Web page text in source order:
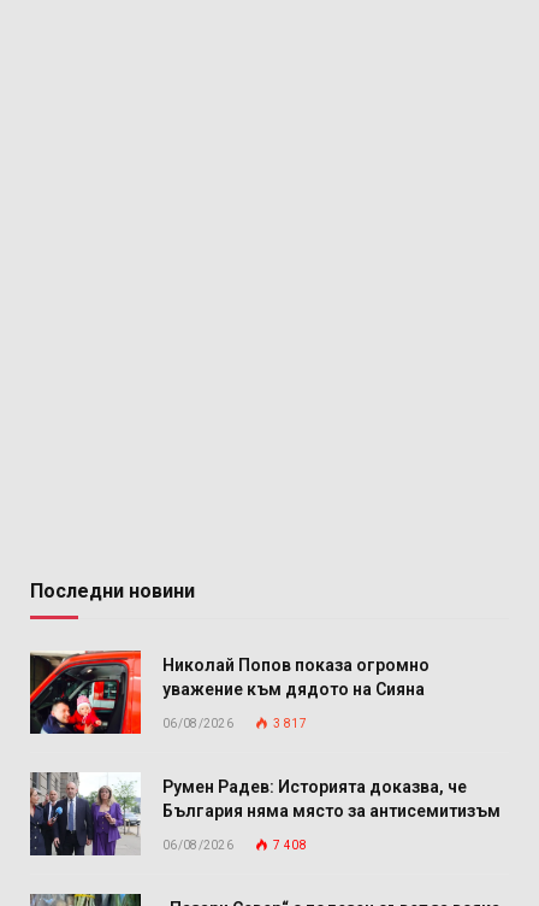
Последни новини
Николай Попов показа огромно
уважение към дядото на Сияна
06/08/2026 3 817
Румен Радев: Историята доказва, че
България няма място за антисемитизъм
06/08/2026 7 408